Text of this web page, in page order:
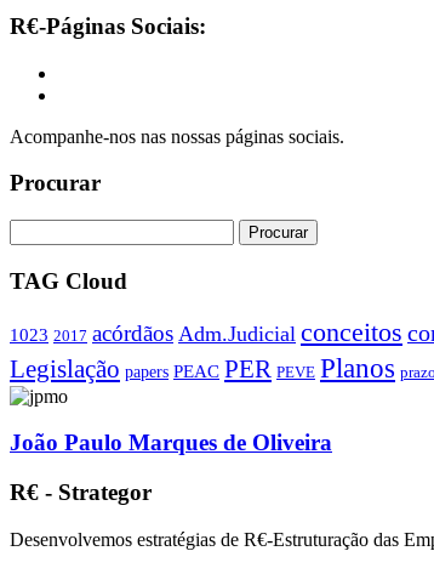
R€-Páginas Sociais:
Acompanhe-nos nas nossas páginas sociais.
Procurar
TAG Cloud
1023 2017 acórdãos Adm.Judicial conceitos
Legislação papers PEAC PER PEVE Planos
João Paulo Marques de Oliveira
R€ - Strategor
Desenvolvemos estratégias de R€-Estruturação das